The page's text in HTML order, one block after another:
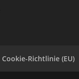
Cookie-Richtlinie (EU)